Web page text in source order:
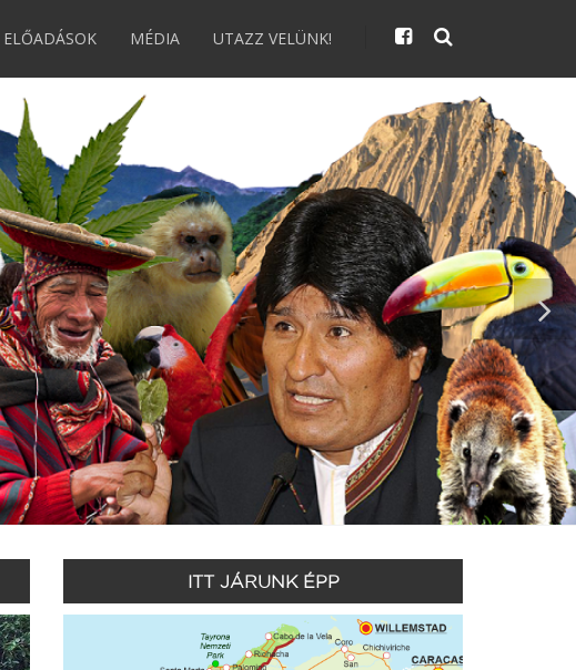
ELŐADÁSOK MÉDIA UTAZZ VELÜNK!
ITT JÁRUNK ÉPP